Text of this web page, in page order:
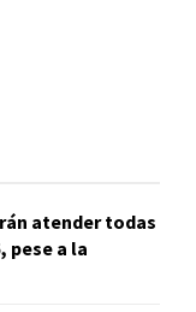
atender todas
pese a la